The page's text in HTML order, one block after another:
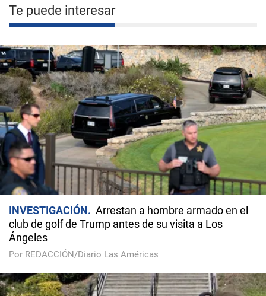
Te puede interesar
INVESTIGACIÓN
Arrestan a hombre armado en el
club de golf de Trump antes de su visita a Los
Ángeles
Por REDACCIÓN/Diario Las Américas